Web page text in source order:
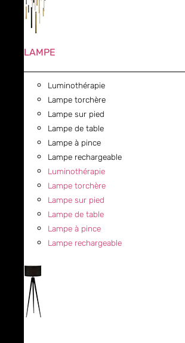
LAMPE
Luminothérapie
Lampe torchère
Lampe sur pied
Lampe de table
Lampe à pince
Lampe rechargeable
Luminothérapie
Lampe torchère
Lampe sur pied
Lampe de table
Lampe à pince
Lampe rechargeable